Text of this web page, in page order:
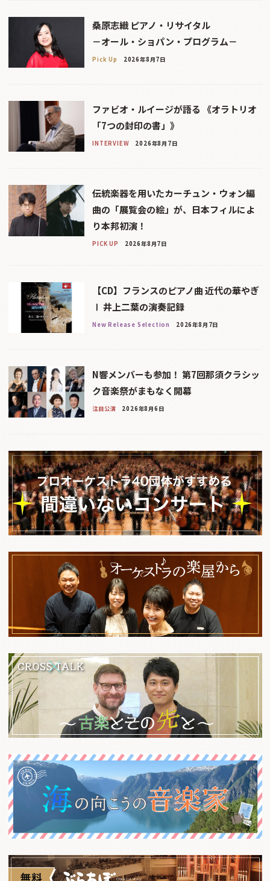
桑原志織 ピアノ・リサイタル
－オール・ショパン・プログラム－
Pick Up 2026年8月7日
ファビオ・ルイージが語る 《オラトリオ
「7つの封印の書」》
INTERVIEW 2026年8月7日
伝統楽器を用いたカーチュン・ウォン編
曲の「展覧会の絵」が、日本フィルによ
り本邦初演！
PICK UP 2026年8月7日
【CD】フランスのピアノ曲 近代の華やぎ
Ⅰ 井上二葉の演奏記録
New Release Selection 2026年8月7日
N響メンバーも参加！ 第7回那須クラシッ
ク音楽祭がまもなく開幕
注目公演 2026年8月6日